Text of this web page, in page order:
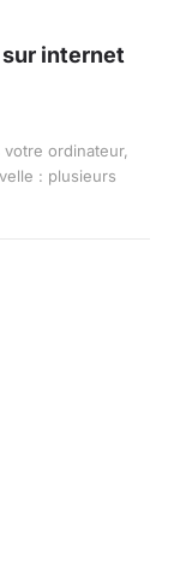
sur internet
ordinateur,
: plusieurs